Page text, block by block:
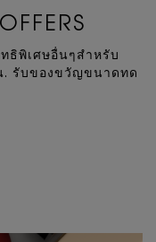
ธิพิเศษอื่นๆสําหรับ
น. รับของขวัญขนาดทด